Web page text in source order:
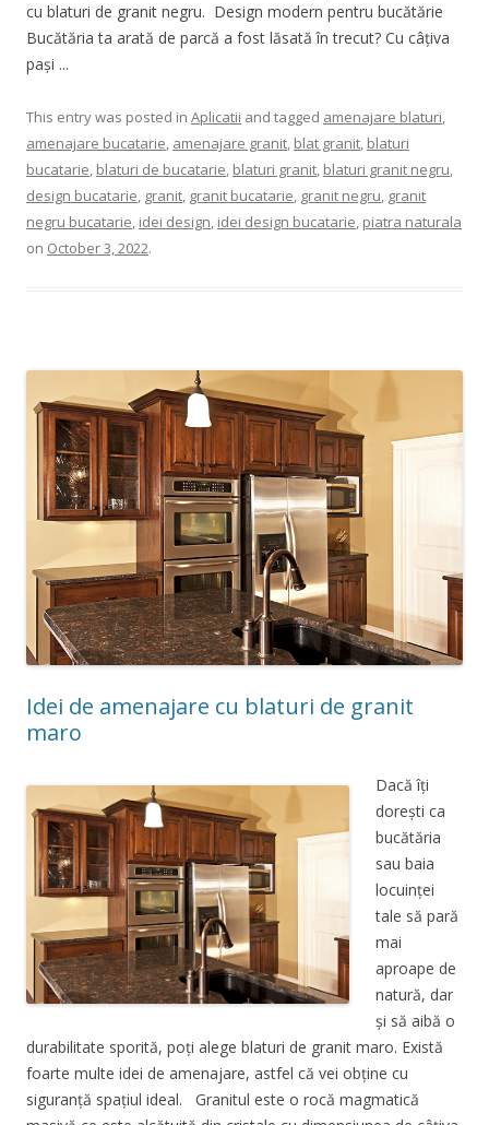
cu blaturi de granit negru. Design modern pentru bucătărie
Bucătăria ta arată de parcă a fost lăsată în trecut? Cu câțiva
pași ...
This entry was posted in Aplicatii and tagged amenajare blaturi,
amenajare bucatarie, amenajare granit, blat granit, blaturi
bucatarie, blaturi de bucatarie, blaturi granit, blaturi granit negru,
design bucatarie, granit, granit bucatarie, granit negru, granit
negru bucatarie, idei design, idei design bucatarie, piatra naturala
on October 3, 2022.
Idei de amenajare cu blaturi de granit
maro
Dacă îți
dorești ca
bucătăria
sau baia
locuinței
tale să pară
mai
aproape de
natură, dar
și să aibă o
durabilitate sporită, poți alege blaturi de granit maro. Există
foarte multe idei de amenajare, astfel că vei obține cu
siguranță spațiul ideal. Granitul este o rocă magmatică